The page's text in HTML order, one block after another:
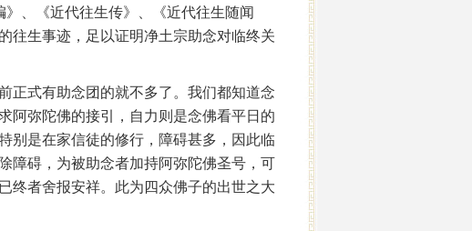
、《近代往生传》、《近代往生随闻
往生事迹，足以证明净土宗助念对临终关
正式有助念团的就不多了。我们都知道念
阿弥陀佛的接引，自力则是念佛看平日的
是在家信徒的修行，障碍甚多，因此临
障碍，为被助念者加持阿弥陀佛圣号，可
终者舍报安祥。此为四众佛子的出世之大